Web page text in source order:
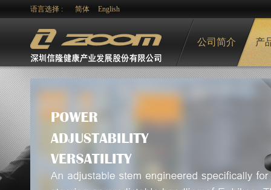
语言选择 : 简体 English
公司简介 产